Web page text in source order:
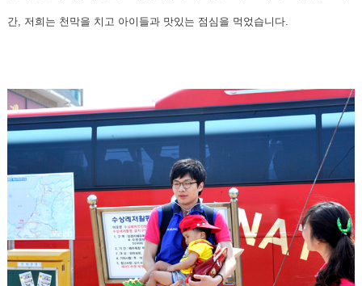
간, 저희는 천막을 치고 아이들과 맛있는 점심을 먹었습니다.